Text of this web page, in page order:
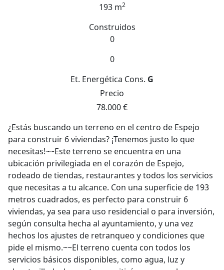
193 m2
Construidos
0
0
Et. Energética Cons. G
Precio
78.000 €
¿Estás buscando un terreno en el centro de Espejo
para construir 6 viviendas? ¡Tenemos justo lo que
necesitas!~~Este terreno se encuentra en una
ubicación privilegiada en el corazón de Espejo,
rodeado de tiendas, restaurantes y todos los servicios
que necesitas a tu alcance. Con una superficie de 193
metros cuadrados, es perfecto para construir 6
viviendas, ya sea para uso residencial o para inversión,
según consulta hecha al ayuntamiento, y una vez
hechos los ajustes de retranqueo y condiciones que
pide el mismo.~~El terreno cuenta con todos los
servicios básicos disponibles, como agua, luz y